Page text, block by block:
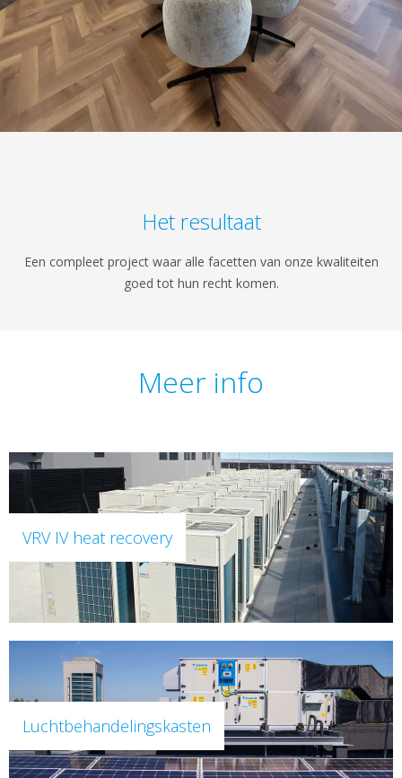
Het resultaat
Een compleet project waar alle facetten van onze kwaliteiten
goed tot hun recht komen.
Meer info
VRV IV heat recovery
Luchtbehandelingskasten